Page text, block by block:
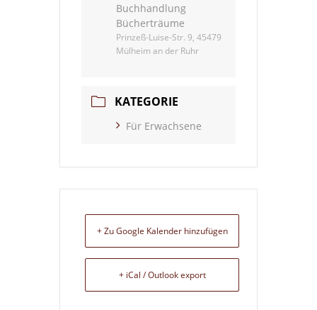
Buchhandlung
Bücherträume
Prinzeß-Luise-Str. 9, 45479
Mülheim an der Ruhr
KATEGORIE
Für Erwachsene
+ Zu Google Kalender hinzufügen
+ iCal / Outlook export